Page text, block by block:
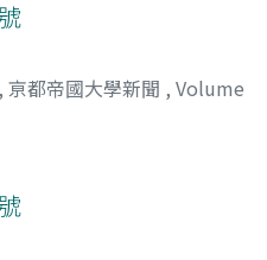
, 亰都帝國大學新聞 , Volume